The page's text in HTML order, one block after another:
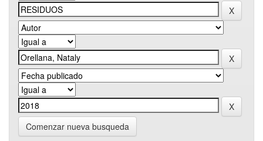
Comenzar nueva busqueda